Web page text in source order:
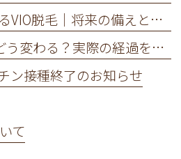
鴻巣市の方に選ばれるVIO脱毛｜将来の備えと今の快適さを手に入れる新常識
IPL（ICON）で肌はどう変わる？実際の経過を写真でご紹介
ン接種終了のお知らせ
て